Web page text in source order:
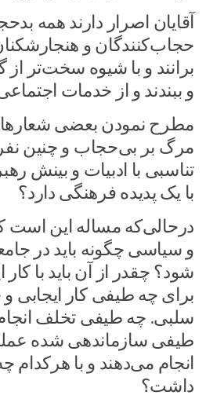
آقایان اصرار دارند همه
حجاب‌کنندگان و
برانند و با شیوه سخت‌تر
و ببندند و از خدمات
مطرح نمودن بعضی
مرگ بر بی‌حجاب و چنین
تناسبی با ادبیات و بینش
با یک پدیده فرهنگی دارد؟
درحالی‌که مساله این
و سیاسی چگونه باید در
شود؟ چقدر از آن باید با کار
برای چه طیفی کار ایجابی
سلبی. چه طیفی تخلف
طیفی سازماندهی شده
انجام می‌دهند و با هرکدام
داشت؟